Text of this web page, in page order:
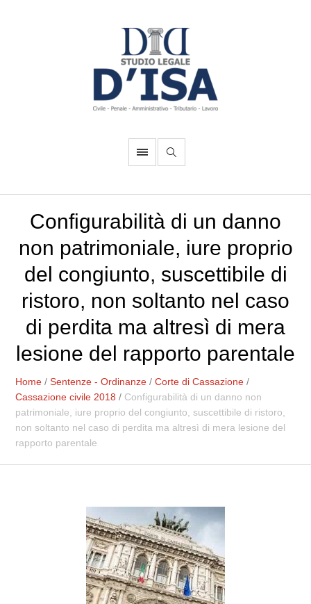
Configurabilità di un danno
non patrimoniale, iure proprio
del congiunto, suscettibile di
ristoro, non soltanto nel caso
di perdita ma altresì di mera
lesione del rapporto parentale
Home /Sentenze - Ordinanze /Corte di Cassazione /
Cassazione civile 2018 / Configurabilità di un danno non
patrimoniale, iure proprio del congiunto, suscettibile di ristoro,
non soltanto nel caso di perdita ma altresì di mera lesione del
rapporto parentale